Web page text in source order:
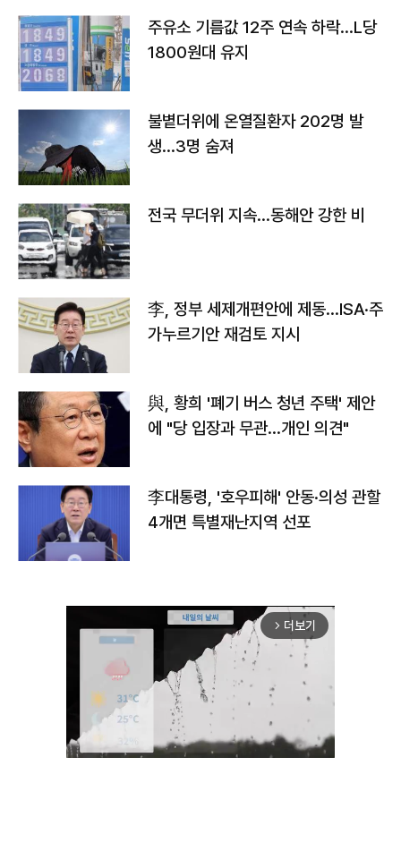
주유소 기름값 12주 연속 하락…L당
1800원대 유지
불볕더위에 온열질환자 202명 발
생…3명 숨져
전국 무더위 지속…동해안 강한 비
李, 정부 세제개편안에 제동…ISA·주
가누르기안 재검토 지시
與, 황희 '폐기 버스 청년 주택' 제안
에 "당 입장과 무관…개인 의견"
李대통령, '호우피해' 안동·의성 관할
4개면 특별재난지역 선포
arrow_forward_ios 더보기